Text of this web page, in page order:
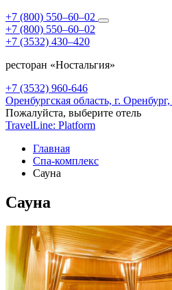
+7 (800) 550‒60‒02
+7 (800) 550‒60‒02
+7 (3532) 430‒420
ресторан «Ностальгия»
+7 (3532) 960-646
Оренбургская область, г. Оренбург,
Пожалуйста, выберите отель
TravelLine: Platform
Главная
Спа-комплекс
Сауна
Сауна